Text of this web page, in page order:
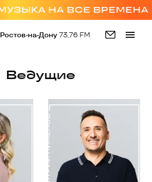
Ростов-на-Дону 73,76 FM
Ведущие